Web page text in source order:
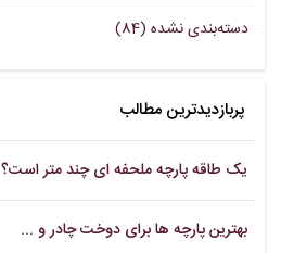
دسته‌بندی نشده (84)
پربازدیدترین مطالب
یک طاقه پارچه ملحفه ای چند متر است؟
بهترین پارچه‌ ها برای دوخت چادر و ...